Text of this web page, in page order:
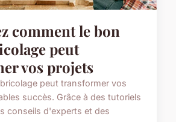
comment le bon
peut
vos projets
peut transformer vos
succès. Grâce à des tutoriels
conseils d'experts et des